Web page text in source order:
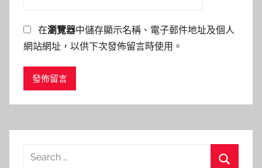
在瀏覽器中儲存顯示名稱、電子郵件地址及個人
網站網址，以供下次發佈留言時使用。
Search